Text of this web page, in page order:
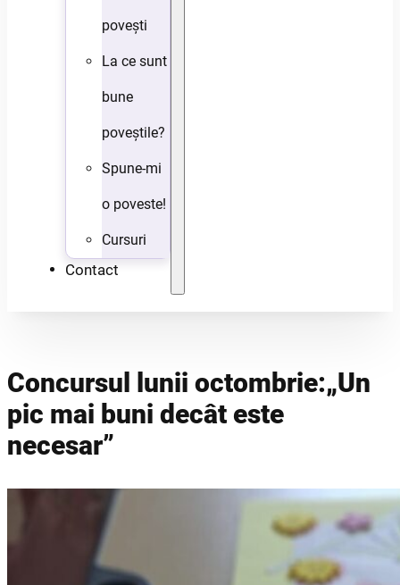
povești
La ce sunt
bune
poveștile?
Spune-mi
o poveste!
Cursuri
Contact
Concursul lunii octombrie:„Un
pic mai buni decât este
necesar”